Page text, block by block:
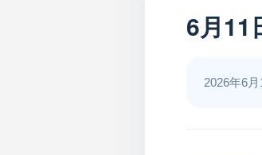
6月11
2026年6